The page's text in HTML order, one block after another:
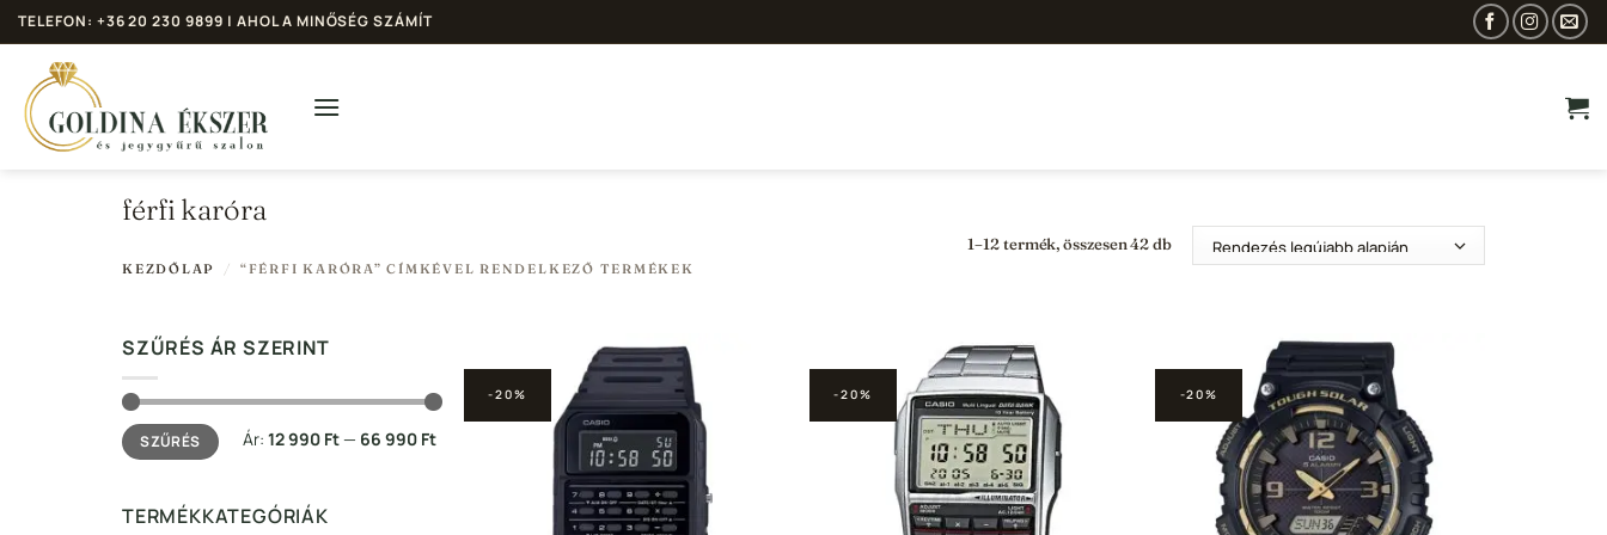
Skip
to
content
TELEFON: +36 20 230 9899 | AHOL A MINŐSÉG SZÁMÍT
férfi karóra
KEZDŐLAP / “FÉRFI KARÓRA” CÍMKÉVEL RENDELKEZŐ TERMÉKEK
1–12 termék, összesen 42 dbSorted
SZŰRÉS ÁR SZERINT
Min
ár
Max
ár SZŰRÉS Ár: 12 990 Ft— 66 990 Ft
TERMÉKKATEGÓRIÁK
-20%
Hozzáadás a
Kedvencekhez
-20%
Hozzáadás a
Kedvencekhez
-20%
Hozzáadás a
Kedvencekhez